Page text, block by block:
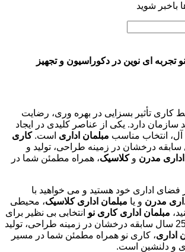
باخبر شوید
تجربه ای نوین در دکوراسیون و تجهیز
کاری تأثیر بسزایی در بهره وری، رضایت
سازمان دارد. یکی از عناصر کلیدی در ایجاد
انتخاب مناسب مبلمان اداری است.کاری
از 25 سال سابقه درخشان در زمینه طراحی، تولید و
مدرن وکلاسیک، همراه مطمئن شما در
فضای اداری خود هستید و می خواهید با
مدرن و یا مبلمان اداری کلاسیک، محیطی
مبلمان اداری کاری نو انتخابی بی نظیر برای
شماست. با بیش از 25 سال سابقه درخشان در زمینه طراحی، تولید
اداری، کاری نو همراه مطمئن شما در مسیر
و دلنشین است.